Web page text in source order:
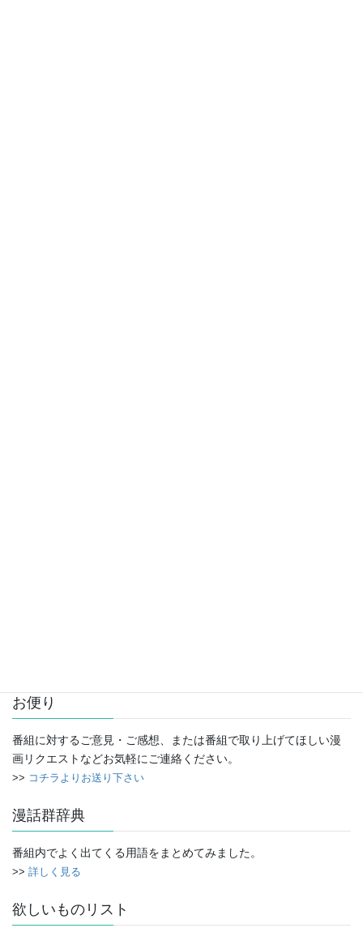
イ
お便り
番組に対するご意見・ご感想、または番組で取り上げてほしい漫
画リクエストなどお気軽にご連絡ください。
>> コチラよりお送り下さい
漫話群辞典
番組内でよく出てくる用語をまとめてみました。
>> 詳しく見る
欲しいものリスト